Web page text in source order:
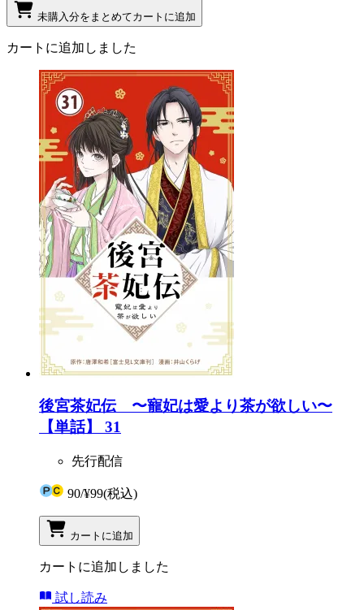
未購入分をまとめてカートに追加
カートに追加しました
後宮茶妃伝 〜寵妃は愛より茶が欲しい〜
【単話】 31
先行配信
90/¥99(税込)
カートに追加
カートに追加しました
試し読み